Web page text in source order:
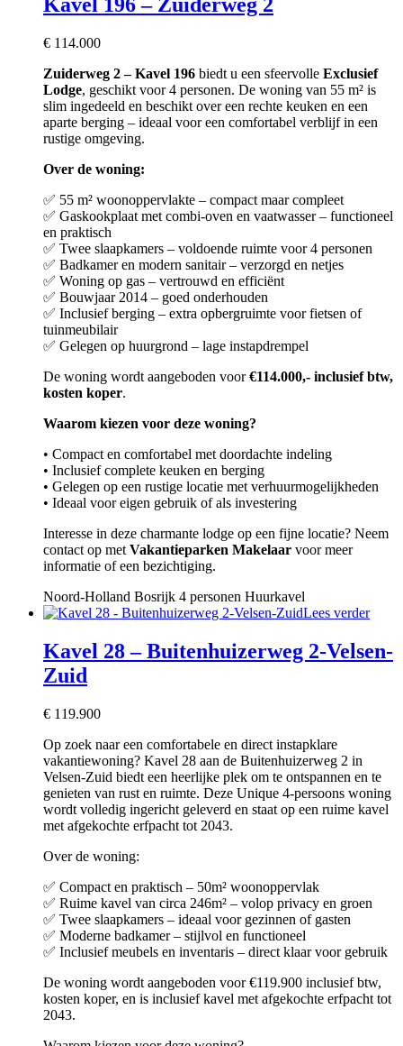
€ 114.000
Zuiderweg 2 – Kavel 196 biedt u een sfeervolle Exclusief
Lodge, geschikt voor 4 personen. De woning van 55 m² is
slim ingedeeld en beschikt over een rechte keuken en een
aparte berging – ideaal voor een comfortabel verblijf in een
rustige omgeving.
Over de woning:
✅ 55 m² woonoppervlakte – compact maar compleet
✅ Gaskookplaat met combi-oven en vaatwasser – functioneel
en praktisch
✅ Twee slaapkamers – voldoende ruimte voor 4 personen
✅ Badkamer en modern sanitair – verzorgd en netjes
✅ Woning op gas – vertrouwd en efficiënt
✅ Bouwjaar 2014 – goed onderhouden
✅ Inclusief berging – extra opbergruimte voor fietsen of
tuinmeubilair
✅ Gelegen op huurgrond – lage instapdrempel
De woning wordt aangeboden voor€114.000,- inclusief btw,
kosten koper.
Waarom kiezen voor deze woning?
• Compact en comfortabel met doordachte indeling
• Inclusief complete keuken en berging
• Gelegen op een rustige locatie met verhuurmogelijkheden
• Ideaal voor eigen gebruik of als investering
Interesse in deze charmante lodge op een fijne locatie? Neem
contact op met Vakantieparken Makelaar voor meer
informatie of een bezichtiging.
Noord-Holland Bosrijk 4 personen Huurkavel
Lees verder
Kavel 28 – Buitenhuizerweg 2-Velsen-
Zuid
€ 119.900
Op zoek naar een comfortabele en direct instapklare
vakantiewoning? Kavel 28 aan de Buitenhuizerweg 2 in
Velsen-Zuid biedt een heerlijke plek om te ontspannen en te
genieten van rust en ruimte. Deze Unique 4-persoons woning
wordt volledig ingericht geleverd en staat op een ruime kavel
met afgekochte erfpacht tot 2043.
Over de woning:
✅ Compact en praktisch – 50m² woonoppervlak
✅ Ruime kavel van circa 246m² – volop privacy en groen
✅ Twee slaapkamers – ideaal voor gezinnen of gasten
✅ Moderne badkamer – stijlvol en functioneel
✅ Inclusief meubels en inventaris – direct klaar voor gebruik
De woning wordt aangeboden voor €119.900 inclusief btw,
kosten koper, en is inclusief kavel met afgekochte erfpacht tot
2043.